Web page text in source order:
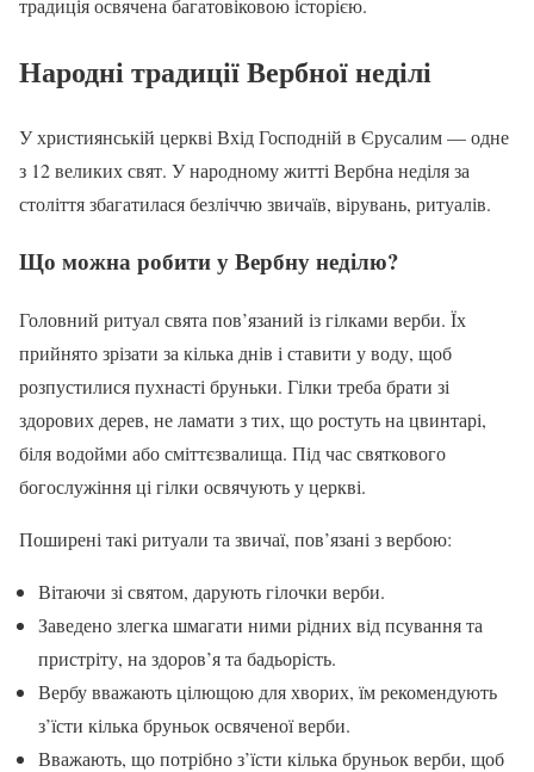
Народні традиції Вербної неділі
У християнській церкві Вхід Господній в Єрусалим — одне
з 12 великих свят. У народному житті Вербна неділя за
століття збагатилася безліччю звичаїв, вірувань, ритуалів.
Що можна робити у Вербну неділю?
Головний ритуал свята пов’язаний із гілками верби. Їх
прийнято зрізати за кілька днів і ставити у воду, щоб
розпустилися пухнасті бруньки. Гілки треба брати зі
здорових дерев, не ламати з тих, що ростуть на цвинтарі,
біля водойми або сміттєзвалища. Під час святкового
богослужіння ці гілки освячують у церкві.
Поширені такі ритуали та звичаї, пов’язані з вербою:
Вітаючи зі святом, дарують гілочки верби.
Заведено злегка шмагати ними рідних від псування та
пристріту, на здоров’я та бадьорість.
Вербу вважають цілющою для хворих, їм рекомендують
з’їсти кілька бруньок освяченої верби.
Вважають, що потрібно з’їсти кілька бруньок верби, щоб